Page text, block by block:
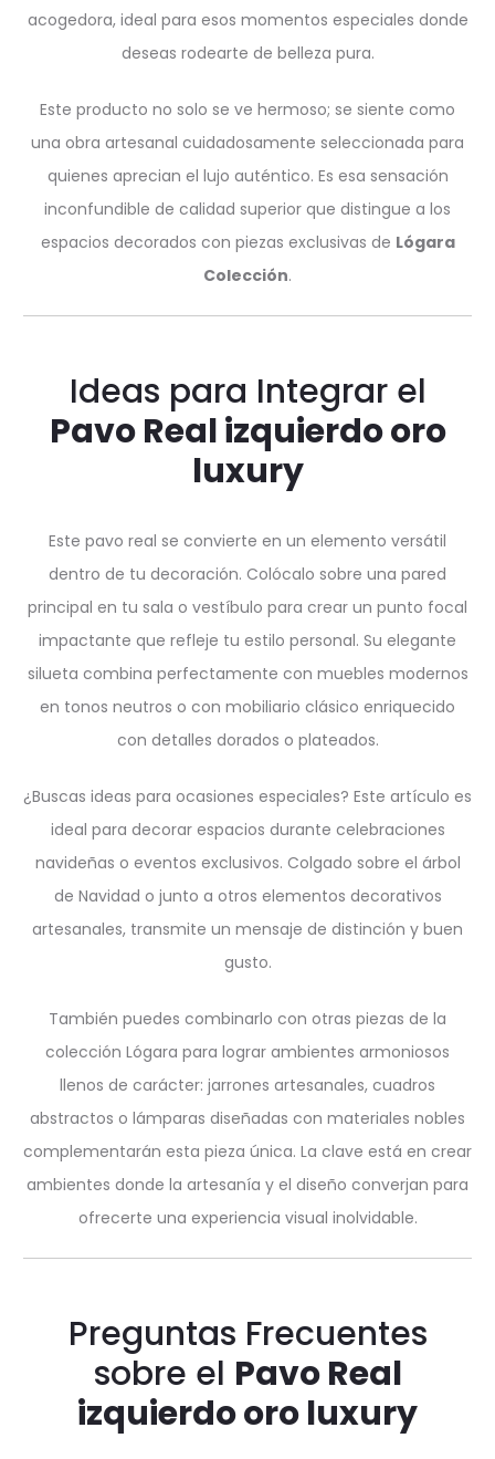
acogedora, ideal para esos momentos especiales donde
deseas rodearte de belleza pura.
Este producto no solo se ve hermoso; se siente como
una obra artesanal cuidadosamente seleccionada para
quienes aprecian el lujo auténtico. Es esa sensación
inconfundible de calidad superior que distingue a los
espacios decorados con piezas exclusivas de Lógara
Colección.
Ideas para Integrar el
Pavo Real izquierdo oro
luxury
Este pavo real se convierte en un elemento versátil
dentro de tu decoración. Colócalo sobre una pared
principal en tu sala o vestíbulo para crear un punto focal
impactante que refleje tu estilo personal. Su elegante
silueta combina perfectamente con muebles modernos
en tonos neutros o con mobiliario clásico enriquecido
con detalles dorados o plateados.
¿Buscas ideas para ocasiones especiales? Este artículo es
ideal para decorar espacios durante celebraciones
navideñas o eventos exclusivos. Colgado sobre el árbol
de Navidad o junto a otros elementos decorativos
artesanales, transmite un mensaje de distinción y buen
gusto.
También puedes combinarlo con otras piezas de la
colección Lógara para lograr ambientes armoniosos
llenos de carácter: jarrones artesanales, cuadros
abstractos o lámparas diseñadas con materiales nobles
complementarán esta pieza única. La clave está en crear
ambientes donde la artesanía y el diseño converjan para
ofrecerte una experiencia visual inolvidable.
Preguntas Frecuentes
sobre el Pavo Real
izquierdo oro luxury